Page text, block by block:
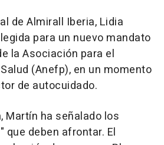
de Almirall Iberia, Lidia
para un nuevo mandato
la Asociación para el
(Anefp), en un momento
de autocuidado.
Martín ha señalado los
deben afrontar. El